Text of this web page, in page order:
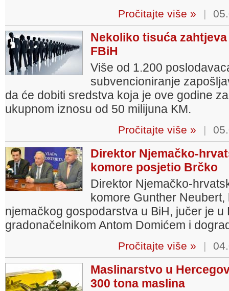
Pročitajte više » |
Nekoliko tisuća
FBiH
Više od 1.200
subvencioniranje
da će dobiti sredstva koja je ove godine
ukupnom iznosu od 50 milijuna KM.
Pročitajte više » |
Direktor Njemačko-
komore posjetio Brčko
Direktor Njemačko-
komore Gunther
njemačkog gospodarstva u BiH, jučer je
gradonačelnikom Antom Domićem i
Pročitajte više » |
Maslinarstvo u
300 tona maslina